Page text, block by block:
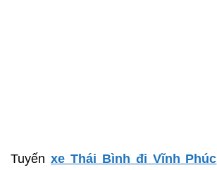
Tuyến xe Thái Bình đi Vĩnh Phúc